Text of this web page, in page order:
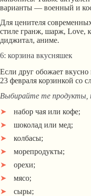
варианты — военный и
Для ценителя
стиле гранж, шарж, Love,
диджитал, аниме.
6: корзина вкусняшек
Если друг обожает вкусно
23 февраля корзинкой со
Выбирайте те продукты,
набор чая или кофе;
шоколад или мед;
колбасы;
морепродукты;
орехи;
мясо;
сыры;